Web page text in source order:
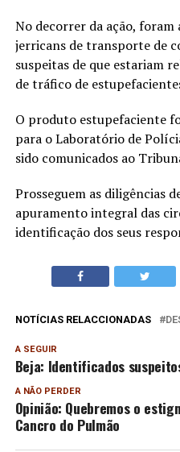
No decorrer da ação, foram
jerricans de transporte de
suspeitas de que estariam
de tráfico de
O produto estupefaciente
para o Laboratório de
sido comunicados ao
Prosseguem as diligências
apuramento integral das
identificação dos seus
NOTÍCIAS RELACCIONADAS
A SEGUIR
Beja: Identificados
A NÃO PERDER
Opinião: Quebremos o
Cancro do Pulmão